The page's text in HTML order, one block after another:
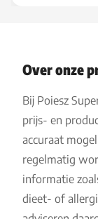
Over onze
Bij Poiesz
prijs- en
accuraat
regelmatig
informatie
dieet- of